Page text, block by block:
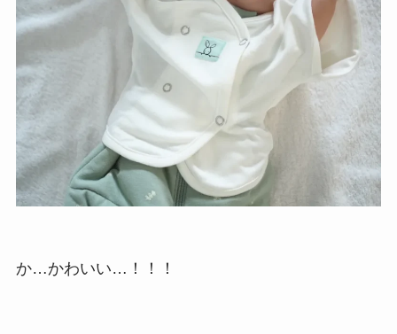
か…かわいい…！！！